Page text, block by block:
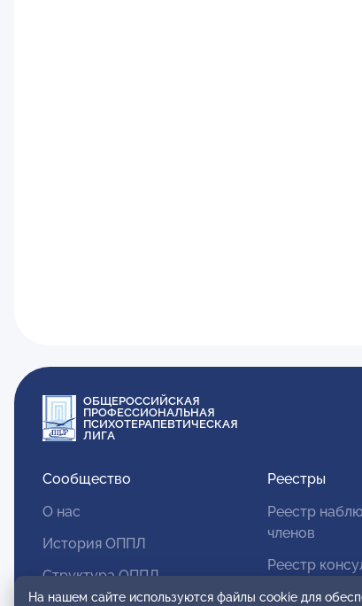
ОБЩЕРОССИЙСКАЯ
ПРОФЕССИОНАЛЬНАЯ
ПСИХОТЕРАПЕВТИЧЕСКАЯ
ЛИГА
Сообщество
О нас
История ОППЛ
Структура ОППЛ
Реестры
Реестр
членов
Реестр
На нашем сайте используются файлы cookie для